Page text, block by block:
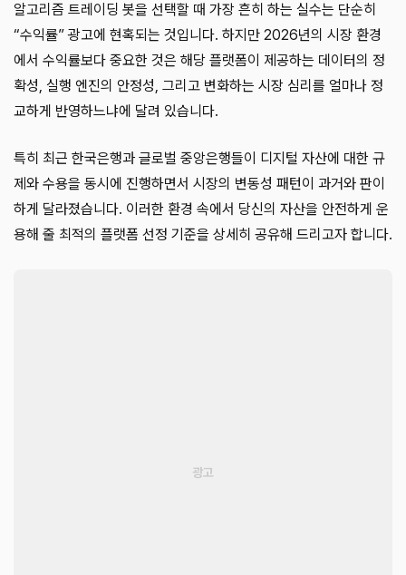
알고리즘 트레이딩 봇을 선택할 때 가장 흔히 하는 실수는 단순히
“수익률” 광고에 현혹되는 것입니다. 하지만 2026년의 시장 환경
에서 수익률보다 중요한 것은 해당 플랫폼이 제공하는 데이터의 정
확성, 실행 엔진의 안정성, 그리고 변화하는 시장 심리를 얼마나 정
교하게 반영하느냐에 달려 있습니다.
특히 최근 한국은행과 글로벌 중앙은행들이 디지털 자산에 대한 규
제와 수용을 동시에 진행하면서 시장의 변동성 패턴이 과거와 판이
하게 달라졌습니다. 이러한 환경 속에서 당신의 자산을 안전하게 운
용해 줄 최적의 플랫폼 선정 기준을 상세히 공유해 드리고자 합니다.